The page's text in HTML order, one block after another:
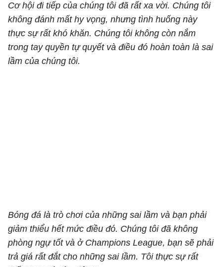
Cơ hội đi tiếp của chúng tôi đã rất xa vời. Chúng tôi
không đánh mất hy vọng, nhưng tình huống này
thực sự rất khó khăn. Chúng tôi không còn nắm
trong tay quyền tự quyết và điều đó hoàn toàn là sai
lầm của chúng tôi.
Bóng đá là trò chơi của những sai lầm và bạn phải
giảm thiểu hết mức điều đó. Chúng tôi đã không
phòng ngự tốt và ở Champions League, bạn sẽ phải
trả giá rất đắt cho những sai lầm. Tôi thực sự rất